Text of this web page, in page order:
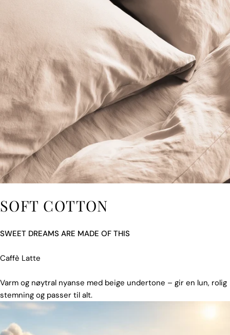
SOFT COTTON
SWEET DREAMS ARE MADE OF THIS
Caffè Latte
Varm og nøytral nyanse med beige undertone – gir en lun, rolig
stemning og passer til alt.